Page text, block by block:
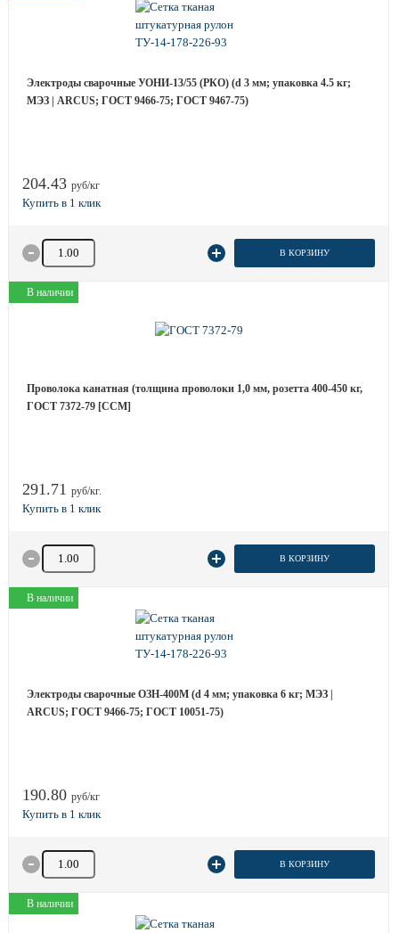
Электроды сварочные УОНИ-13/55 (РКО) (d 3 мм; упаковка 4.5 кг;
МЭЗ | ARCUS; ГОСТ 9466-75; ГОСТ 9467-75)
204.43 руб/кг
Количество товара В КОРЗИНУ
В наличии
Проволока канатная (толщина проволоки 1,0 мм, розетта 400-450 кг,
ГОСТ 7372-79 [ССМ]
291.71 руб/кг.
Количество товара В КОРЗИНУ
В наличии
Электроды сварочные ОЗН-400М (d 4 мм; упаковка 6 кг; МЭЗ |
ARCUS; ГОСТ 9466-75; ГОСТ 10051-75)
190.80 руб/кг
Количество товара В КОРЗИНУ
В наличии